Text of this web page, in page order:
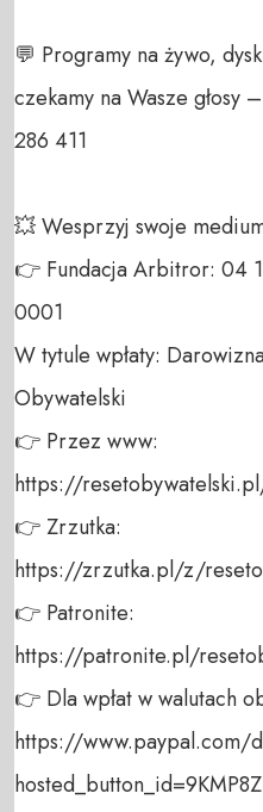
💬 Programy na żywo,
czekamy na Wasze głosy
286 411
💥 Wesprzyj swoje
👉 Fundacja Arbitror: 04
0001
W tytule wpłaty:
Obywatelski
👉 Przez www:
https://
👉 Zrzutka:
https://zrzutka.pl/z/
👉 Patronite:
https://patronite.pl/
👉 Dla wpłat w walutach
https://www.paypal.com/